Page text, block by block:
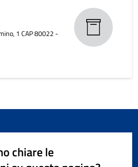
1 CAP 80022 -
chiare le